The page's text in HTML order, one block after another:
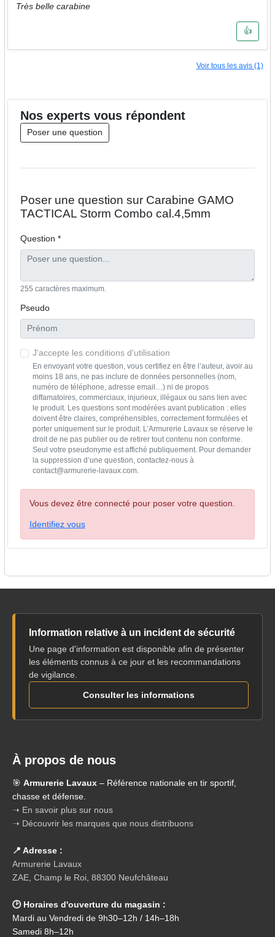
Très belle carabine
👍
Voir tous les avis (1)
Nos expertsvous répondent
Poser une question
Poser une question sur Carabine GAMO
TACTICAL Storm Combo cal.4,5mm
Question *
255 caractères maximum.
Pseudo
J'accepte les conditions d'utilisation
En envoyant votre question, vous certifiez en être l’auteur, avoir au
moins 18 ans, ne pas inclure de données personnelles (nom,
numéro de téléphone, adresse email…) ni de propos
diffamatoires, commerciaux, injurieux, illégaux ou sans lien avec
le produit. Les questions sont modérées avant publication : elles
doivent être claires, compréhensibles, correctement formulées et
porter uniquement sur le produit. L’Armurerie Lavaux se réserve le
droit de ne pas publier ou de retirer tout contenu non conforme.
Seul votre pseudonyme est affiché publiquement. Pour demander
la suppression d’une question, contactez-nous à
contact@armurerie-lavaux.com.
Vous devez être connecté pour poser votre question.
Identifiez vous
Information relative à un incident de sécurité
Une page d'information est disponible afin de présenter
les éléments connus à ce jour et les recommandations
de vigilance.
Consulter les informations
À propos de nous
🎯 Armurerie Lavaux – Référence nationale en tir sportif,
chasse et défense.
➝ En savoir plus sur nous
➝ Découvrir les marques que nous distribuons
📍 Adresse :
Armurerie Lavaux
ZAE, Champ le Roi, 88300 Neufchâteau
🕑 Horaires d'ouverture du magasin :
Mardi au Vendredi de 9h30–12h / 14h–18h
Samedi 8h–12h